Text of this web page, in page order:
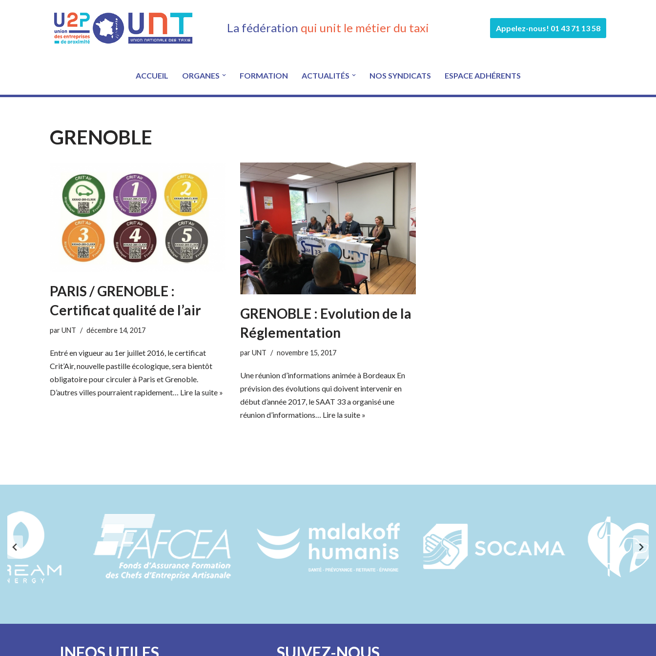
La fédération qui unit le métier du taxi Appelez-nous! 01 43 71 13 58
ACCUEIL ORGANES FORMATION ACTUALITÉS NOS SYNDICATS ESPACE ADHÉRENTS
GRENOBLE
PARIS / GRENOBLE :
Certificat qualité de l’air
parUNT décembre 14, 2017
Entré en vigueur au 1er juillet 2016, le certificat
Crit’Air, nouvelle pastille écologique, sera bientôt
obligatoire pour circuler à Paris et Grenoble.
D’autres villes pourraient rapidement… Lire la suite »
GRENOBLE : Evolution de la
Réglementation
parUNT novembre 15, 2017
Une réunion d’informations animée à Bordeaux En
prévision des évolutions qui doivent intervenir en
début d’année 2017, le SAAT 33 a organisé une
réunion d’informations… Lire la suite »